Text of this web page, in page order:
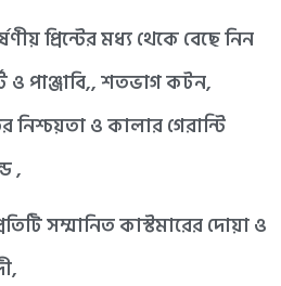
প্রিন্টের মধ্য থেকে বেছে নিন
ও পাঞ্জাবি,, শতভাগ কটন,
ও কালার গেরান্টি
,
সম্মানিত কাস্টমারের দোয়া ও